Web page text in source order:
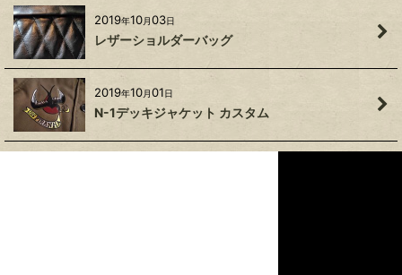
2019年10月03日
レザーショルダーバッグ
2019年10月01日
N-1デッキジャケット カスタム